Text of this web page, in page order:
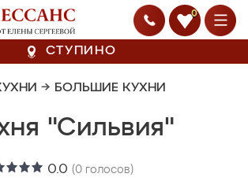
0
СТУПИНО
→ БОЛЬШИЕ КУХНИ
"Сильвия"
0.0 (0 голосов)